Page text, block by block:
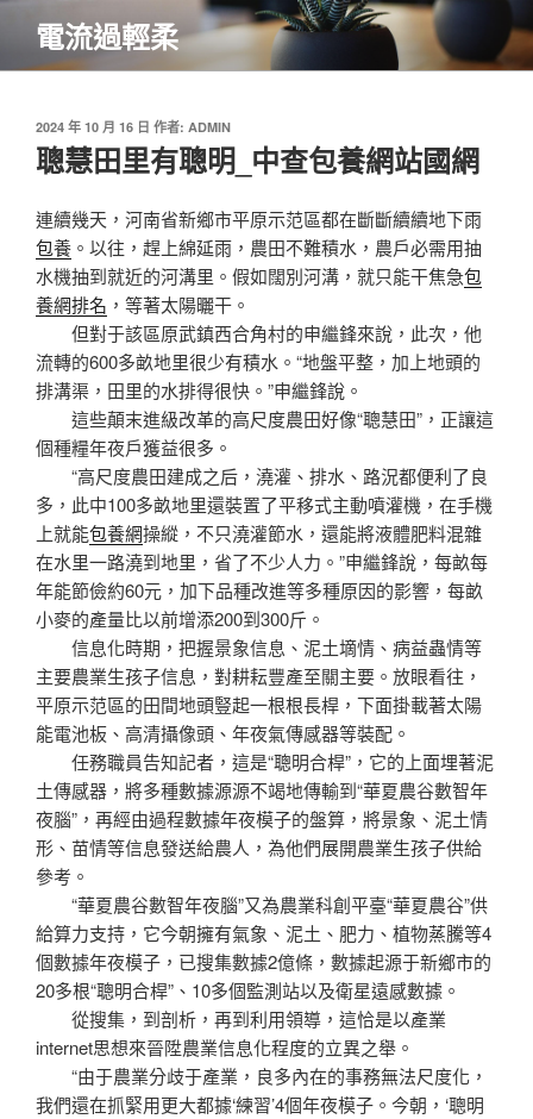
主
電流過輕柔
發
佈
於
2024 年 10 月 16 日 作者: ADMIN
聰慧田里有聰明_中查包養網站國網
連續幾天，河南省新鄉市平原示范區都在斷斷續續地下雨
包養 。以往，趕上綿延雨，農田不難積水，農戶必需用抽
水機抽到就近的河溝里。假如闊別河溝，就只能干焦急包
養網排名 ，等著太陽曬干。
但對于該區原武鎮西合角村的申繼鋒來說，此次，他
流轉的600多畝地里很少有積水。“地盤平整，加上地頭的
排溝渠，田里的水排得很快。”申繼鋒說。
這些顛末進級改革的高尺度農田好像“聰慧田”，正讓這
個種糧年夜戶獲益很多。
“高尺度農田建成之后，澆灌、排水、路況都便利了良
多，此中100多畝地里還裝置了平移式主動噴灌機，在手機
上就能包養網操縱，不只澆灌節水，還能將液體肥料混雜
在水里一路澆到地里，省了不少人力。”申繼鋒說，每畝每
年能節儉約60元，加下品種改進等多種原因的影響，每畝
小麥的產量比以前增添200到300斤。
信息化時期，把握景象信息、泥土墑情、病益蟲情等
主要農業生孩子信息，對耕耘豐產至關主要。放眼看往，
平原示范區的田間地頭豎起一根根長桿，下面掛載著太陽
能電池板、高清攝像頭、年夜氣傳感器等裝配。
任務職員告知記者，這是“聰明合桿”，它的上面埋著泥
土傳感器，將多種數據源源不竭地傳輸到“華夏農谷數智年
夜腦”，再經由過程數據年夜模子的盤算，將景象、泥土情
形、苗情等信息發送給農人，為他們展開農業生孩子供給
參考。
“華夏農谷數智年夜腦”又為農業科創平臺“華夏農谷”供
給算力支持，它今朝擁有氣象、泥土、肥力、植物蒸騰等4
個數據年夜模子，已搜集數據2億條，數據起源于新鄉市的
20多根“聰明合桿”、10多個監測站以及衛星遠感數據。
從搜集，到剖析，再到利用領導，這恰是以產業
internet思想來晉陞農業信息化程度的立異之舉。
“由于農業分歧于產業，良多內在的事務無法尺度化，
我們還在抓緊用更大都據‘練習’4個年夜模子。今朝，‘聰明